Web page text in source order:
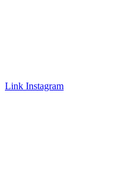
Link Instagram